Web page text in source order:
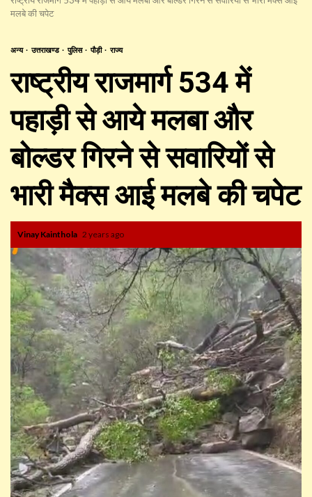
मलबे की चपेट
अन्य उत्तराखण्ड पुलिस पौड़ी राज्य
राष्ट्रीय राजमार्ग 534 में
पहाड़ी से आये मलबा और
बोल्डर गिरने से सवारियों से
भारी मैक्स आई मलबे की चपेट
Vinay Kainthola 2 years ago